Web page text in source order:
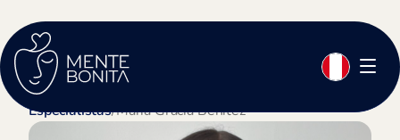
Especialistas/Maria Gracia Benitez